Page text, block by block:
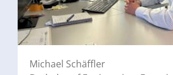
Michael Schäffler